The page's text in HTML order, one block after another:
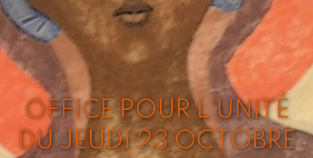
OFFICE POUR L’UNITÉ
DU JEUDI 23 OCTOBRE